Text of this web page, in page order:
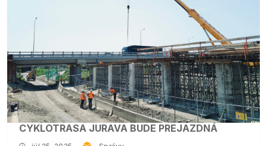
CYKLOTRASA JURAVA BUDE PREJAZDNÁ